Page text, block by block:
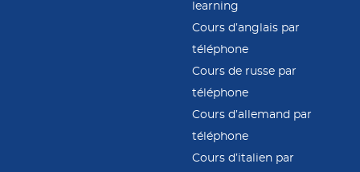
learning
Cours d’anglais par
téléphone
Cours de russe par
téléphone
Cours d’allemand par
téléphone
Cours d’italien par